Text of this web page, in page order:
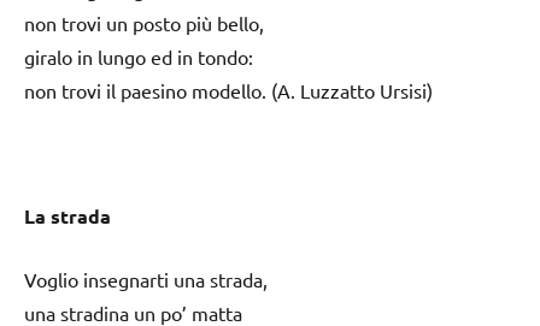
non trovi un posto più bello,
giralo in lungo ed in tondo:
non trovi il paesino modello. (A. Luzzatto Ursisi)
La strada
Voglio insegnarti una strada,
una stradina un po’ matta